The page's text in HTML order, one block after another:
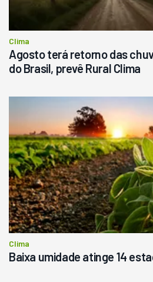
Consultar
Clima
Agosto terá retorno das
do Brasil, prevê Rural Clima
Clima
Baixa umidade atinge 14